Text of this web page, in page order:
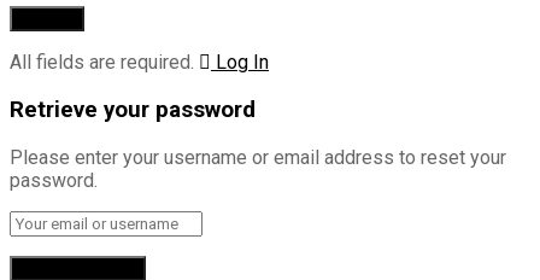
All fields are required. Log In
Retrieve your password
Please enter your username or email address to reset your
password.